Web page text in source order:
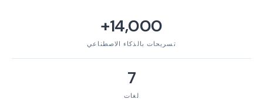
14,000+
تسريحات بالذكاء الاصطناعي
7
لغات